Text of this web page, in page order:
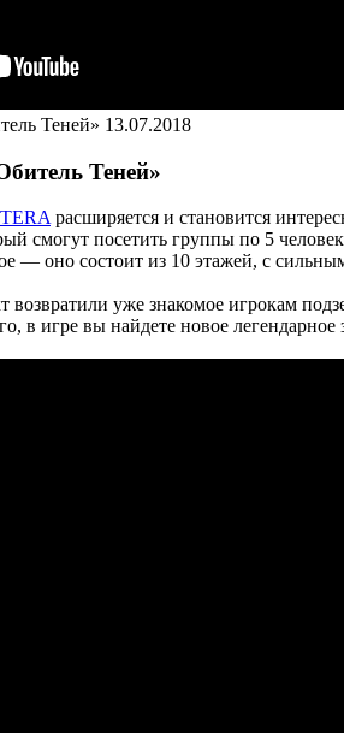
13.07.2018
Теней»
TERA расширяется и становится
смогут посетить группы по 5
— оно состоит из 10 этажей, с
уже знакомое игрокам
в игре вы найдете новое